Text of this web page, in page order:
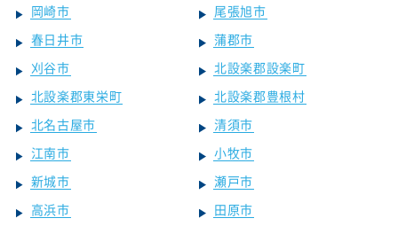
岡崎市
尾張旭市
春日井市
蒲郡市
刈谷市
北設楽郡設楽町
北設楽郡東栄町
北設楽郡豊根村
北名古屋市
清須市
江南市
小牧市
新城市
瀬戸市
高浜市
田原市